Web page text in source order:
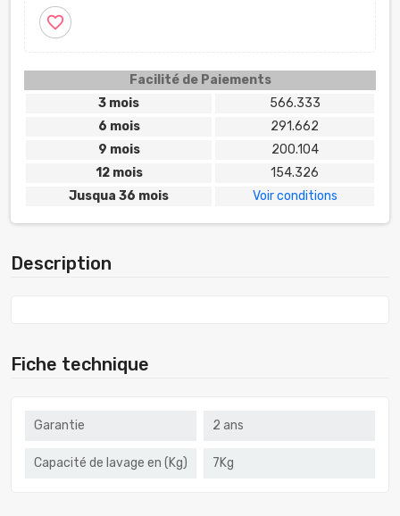
favorite_border
Facilité de Paiements
3 mois
566.333
6 mois
291.662
9 mois
200.104
12 mois
154.326
Jusqua 36 mois
Voir conditions
Description
Fiche technique
Garantie 2 ans
Capacité de lavage en (Kg) 7Kg